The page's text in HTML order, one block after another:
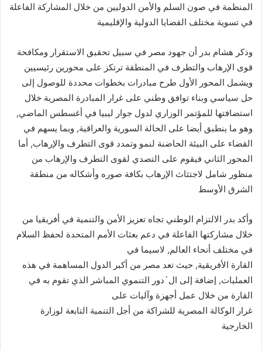
المنظمة في صون السلم والأمن الدوليين من خلال المشاركة الفاعلة
في تسوية مختلف القضايا الدولية والإقليمية
وذكر هشام بدر أن جهود مصر في سبيل تحقيق الاستقرار ومكافحة
قوى الإرهاب والتطرف في المنطقة ترتكز على محورين رئيسيين
ويشمل المحور الأول طرح مبادرات بخطوات محددة للوصول إلى
حل سياسي وبناء توافق وطني على غرار المبادرة المصرية خلال
استضافتها للمؤتمر الوزاري لدول جوار ليبيا في أغسطس الماضي,
وهو ما ينطبق أيضا على الحالة السورية والعراقية, وبما يسهم في
القضاء على البيئة الحاضنة لنمو وتمدد قوى التطرف والإرهاب, أما
المحور الثاني فيقوم على التصدي لقوى التطرف والإرهاب من
منظور شامل لاجتثاث الإرهاب بكافة صوره وأشكاله من منطقة
الشرق الأوسط
وأكد بدر الالتزام الوطني تجاه تعزيز الأمن والتنمية في أفريقيا من
خلال مشاركتها الفاعلة في دعم بعثات الأمم المتحدة لحفظ السلام
في مختلف أنحاء العالم, لاسيما في
القارة الأفريقية, حيث تعد مصر من أكبر الدول المساهمة في هذه
العمليات, إضافة إلى ال`دور التنموي المباشر الذي تقوم به في
القارة من خلال عمل أجهزة وآليات على
غرار الوكالة المصرية للشراكة من أجل التنمية التابعة لوزارة
الخارجية